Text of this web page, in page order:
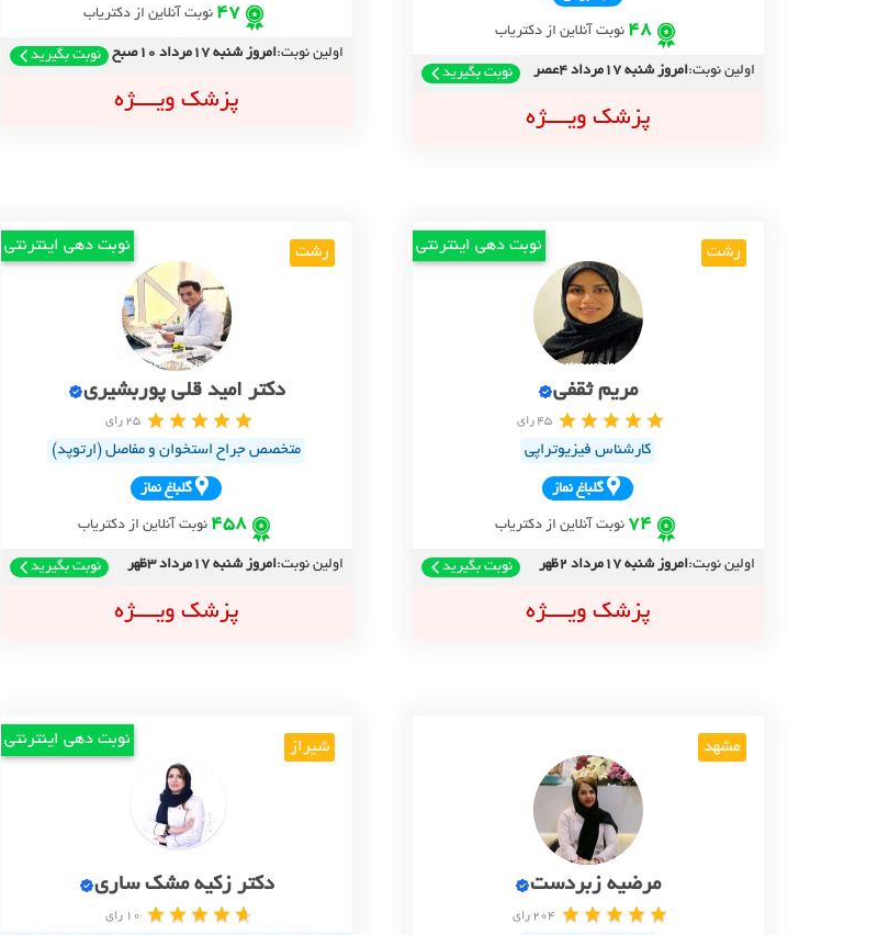
48 نوبت آنلاین از دکتریاب
اولین نوبت:امروز شنبه 17مرداد 4عصر نوبت بگیرید
پزشک ویــــژه
47 نوبت آنلاین از دکتریاب
اولین نوبت:امروز شنبه 17مرداد 10صبح نوبت بگیرید
پزشک ویــــژه
رشت نوبت دهی اینترنتی
مریم ثقفی
45 رای
کارشناس فیزیوتراپی
گلباغ نماز
74 نوبت آنلاین از دکتریاب
اولین نوبت:امروز شنبه 17مرداد 2ظهر نوبت بگیرید
پزشک ویــــژه
رشت نوبت دهی اینترنتی
دکتر امید قلی پوربشیری
25 رای
متخصص جراح استخوان و مفاصل (ارتوپد)
گلباغ نماز
458 نوبت آنلاین از دکتریاب
اولین نوبت:امروز شنبه 17مرداد 3ظهر نوبت بگیرید
پزشک ویــــژه
مشهد
مرضیه زبردست
204 رای
شیراز نوبت دهی اینترنتی
دکتر زکیه مشک ساری
10 رای